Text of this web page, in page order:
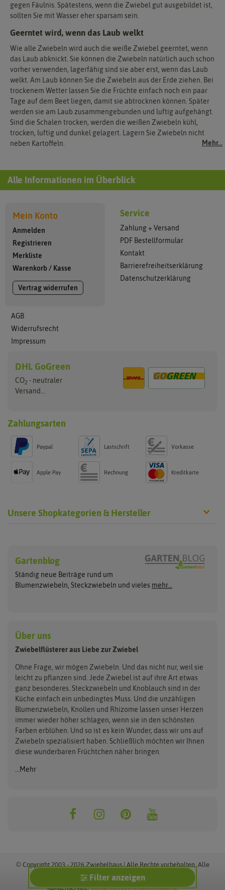
Mehr...
gegen Fäulnis. Spätestens, wenn die Zwiebel gut ausgebildet ist,
sollten Sie mit Wasser eher sparsam sein.
Geerntet wird, wenn das Laub welkt
Wie alle Zwiebeln wird auch die weiße Zwiebel geerntet, wenn
das Laub abknickt. Sie können die Zwiebeln natürlich auch schon
vorher verwenden, lagerfähig sind sie aber erst, wenn das Laub
welkt. Am Laub können Sie die Zwiebeln aus der Erde ziehen. Bei
trockenem Wetter lassen Sie die Früchte einfach noch ein paar
Tage auf dem Beet liegen, damit sie abtrocknen können. Später
werden sie am Laub zusammengebunden und luftig aufgehängt.
Sind die Schalen trocken, werden die weißen Zwiebeln kühl,
trocken, luftig und dunkel gelagert. Lagern Sie Zwiebeln nicht
neben Kartoffeln.
Filter anzeigen
Alle Informationen im Überblick
Mein Konto
Anmelden
Registrieren
Merkliste
Warenkorb / Kasse
Vertrag widerrufen
AGB
Widerrufsrecht
Impressum
Service
Zahlung + Versand
PDF Bestellformular
Kontakt
Barrierefreiheitserklärung
Datenschutzerklärung
DHL GoGreen
CO2 - neutraler
Versand...
Zahlungsarten
Paypal Lastschrift Vorkasse
Apple Pay Rechnung Kreditkarte
Unsere Shopkategorien & Hersteller
Gelbe Steckzwiebeln
Weiße Steckzwiebeln
Rote Steckzwiebeln
Steckzwiebelmischungen
Sommerblüher
Blumenzwiebelmischungen
Flortus
Dürr Samen
Quedlinburger Saatgut
Holland Park
ReinSaat
Kent & Stowe
Flora Elite
Samen Pfann
Flora Fantastica
Gartenblog
Ständig neue Beiträge rund um
Blumenzwiebeln, Steckzwiebeln und vieles mehr...
Über uns
Zwiebelflüsterer aus Liebe zur Zwiebel
Ohne Frage, wir mögen Zwiebeln. Und das nicht nur, weil sie
leicht zu pflanzen sind. Jede Zwiebel ist auf ihre Art etwas
ganz besonderes. Steckzwiebeln und Knoblauch sind in der
Küche einfach ein unbedingtes Muss. Und die unzähligen
Blumenzwiebeln, Knollen und Rhizome lassen unser Herzen
immer wieder höher schlagen, wenn sie in den schönsten
Farben erblühen. Und so ist es kein Wunder, dass wir uns auf
Zwiebeln spezialisiert haben. Schließlich möchten wir Ihnen
diese wunderbaren Früchtchen näher bringen.
...Mehr
© Copyright 2003 - 2026 Zwiebelhaus | Alle Rechte vorbehalten. Alle
Preise inkl. MwSt. zzgl. Versand.
Kundenservice:kundenservice@samenhaus.de